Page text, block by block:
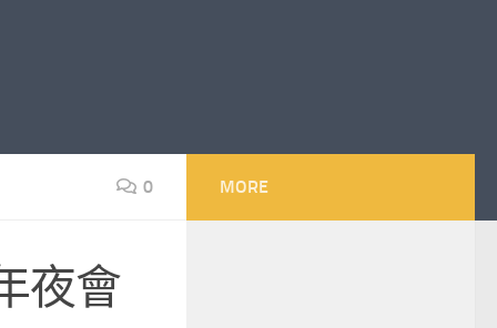
0
夜會
MORE